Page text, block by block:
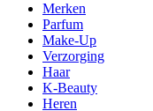
Merken
Parfum
Make-Up
Verzorging
Haar
K-Beauty
Heren